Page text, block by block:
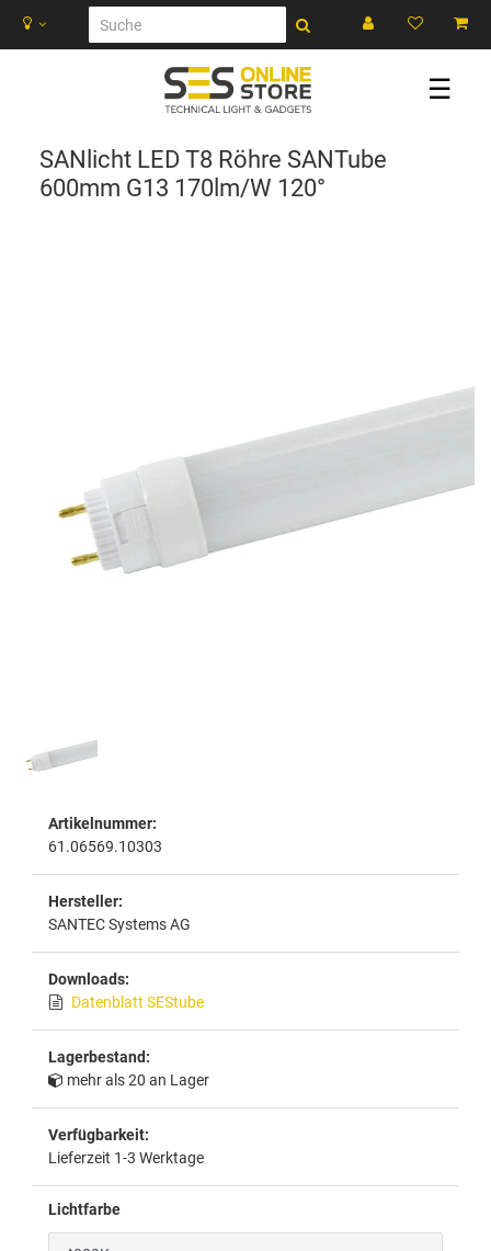
☰
SANlicht LED T8 Röhre SANTube
600mm G13 170lm/W 120°
Artikelnummer:
61.06569.10303
Hersteller:
SANTEC Systems AG
Downloads:
Datenblatt SEStube
Lagerbestand:
mehr als 20 an Lager
Verfügbarkeit:
Lieferzeit 1-3 Werktage
Lichtfarbe